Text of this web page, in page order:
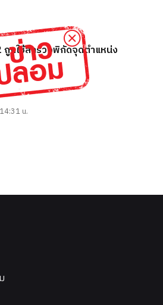
กใช้สำรวจพิกัดจุดตำแหน่ง
น.